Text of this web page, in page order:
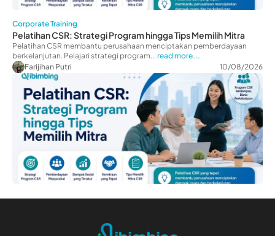
Corporate Training
Pelatihan CSR: Strategi Program hingga Tips Memilih Mitra
Pelatihan CSR membantu perusahaan menciptakan pemberdayaan
berkelanjutan. Pelajari strategi program... read more...
Farijihan Putri
10/08/2026